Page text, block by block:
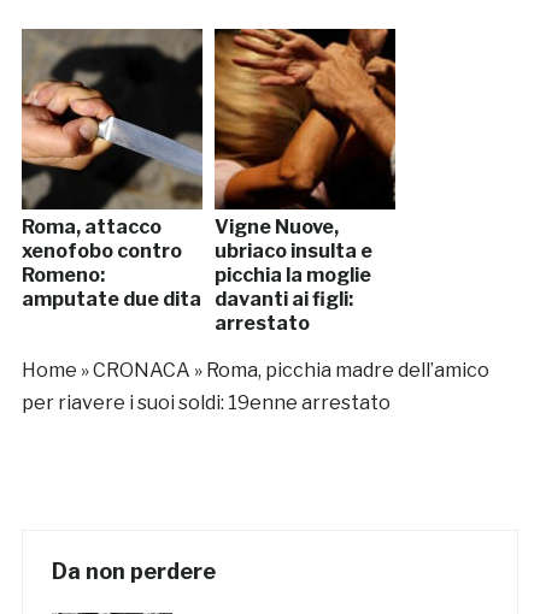
Roma, attacco
xenofobo contro
Romeno:
amputate due dita
Vigne Nuove,
ubriaco insulta e
picchia la moglie
davanti ai figli:
arrestato
Home »CRONACA » Roma, picchia madre dell’amico
per riavere i suoi soldi: 19enne arrestato
Da non perdere